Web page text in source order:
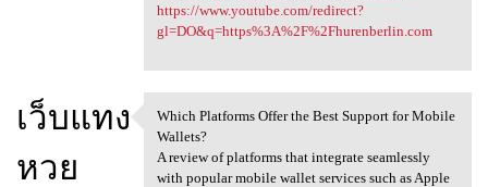
https://www.youtube.com/redirect?
gl=DO&q=https%3A%2F%2Fhurenberlin.com
เว็บแทง
หวย
Which Platforms Offer the
Which Platforms Offer the Best Support for Mobile
Wallets?
A review of platforms that integrate seamlessly
with popular mobile wallet services such as Apple